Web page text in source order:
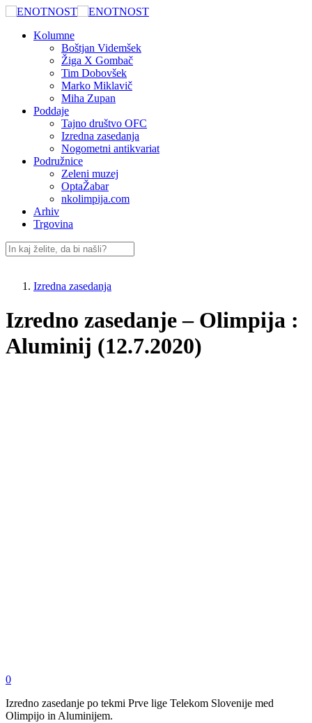
Preskoči
vsebinoKolumne
Boštjan Videmšek
Žiga X Gombač
Tim Dobovšek
Marko Miklavič
Miha Zupan
Poddaje
Tajno društvo OFC
Izredna zasedanja
Nogometni antikvariat
Podružnice
Zeleni muzej
OptaŽabar
nkolimpija.com
Arhiv
Trgovina
Izredna zasedanja
Izredno zasedanje – Olimpija :
Aluminij (12.7.2020)
0
Izredno zasedanje po tekmi Prve lige Telekom Slovenije med
Olimpijo in Aluminijem.